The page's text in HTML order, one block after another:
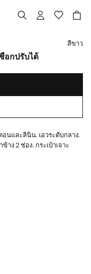
อกปรับได้
สีขาว
นและลินิน. เอวระดับกลาง.
ง 2 ช่อง. กระเป๋าเจาะ